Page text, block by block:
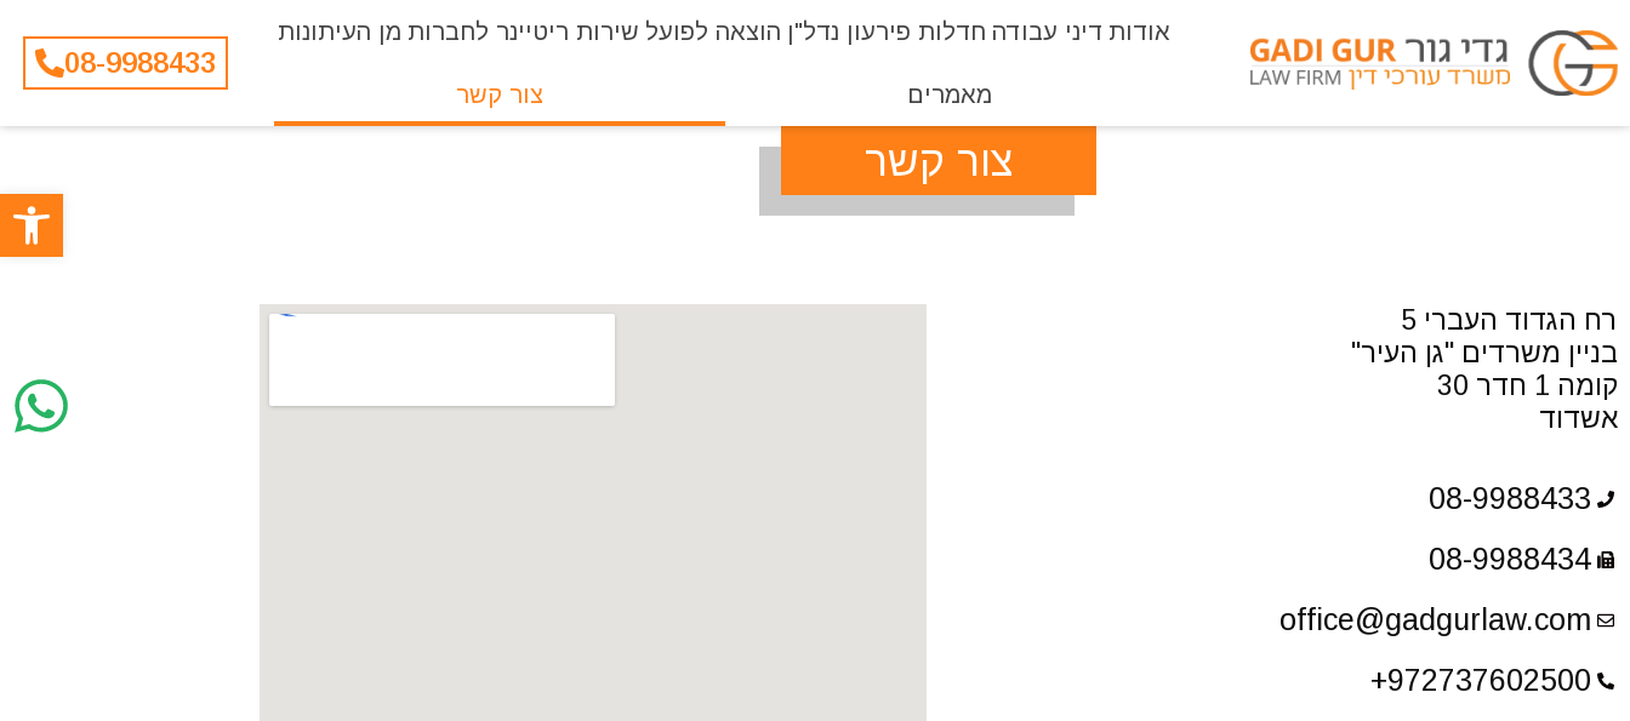
אודות דיני עבודה חדלות פירעון נדל"ן הוצאה לפועל שירות ריטיינר לחברות מן העיתונות
מאמרים צור קשר
08-9988433
צור קשר
רח הגדוד העברי 5
בניין משרדים "גן העיר"
קומה 1 חדר 30
אשדוד
08-9988433
08-9988434
office@gadgurlaw.com
972737602500+